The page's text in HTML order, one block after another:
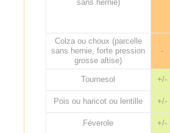
sans hernie)
Colza ou choux (parcelle
sans hernie, forte pression
grosse altise)
-
Tournesol +/-
Pois ou haricot ou lentille +/-
Féverole +/-